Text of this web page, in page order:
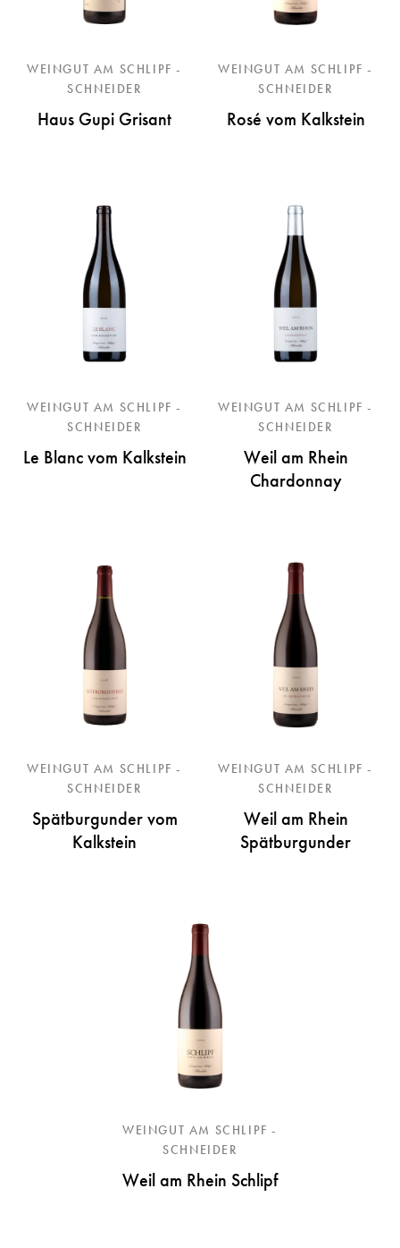
WEINGUT AM SCHLIPF -
SCHNEIDER
Haus Gupi Grisant
WEINGUT AM SCHLIPF -
SCHNEIDER
Rosé vom Kalkstein
WEINGUT AM SCHLIPF -
SCHNEIDER
Le Blanc vom Kalkstein
WEINGUT AM SCHLIPF -
SCHNEIDER
Weil am Rhein
Chardonnay
WEINGUT AM SCHLIPF -
SCHNEIDER
Spätburgunder vom
Kalkstein
WEINGUT AM SCHLIPF -
SCHNEIDER
Weil am Rhein
Spätburgunder
WEINGUT AM SCHLIPF -
SCHNEIDER
Weil am Rhein Schlipf